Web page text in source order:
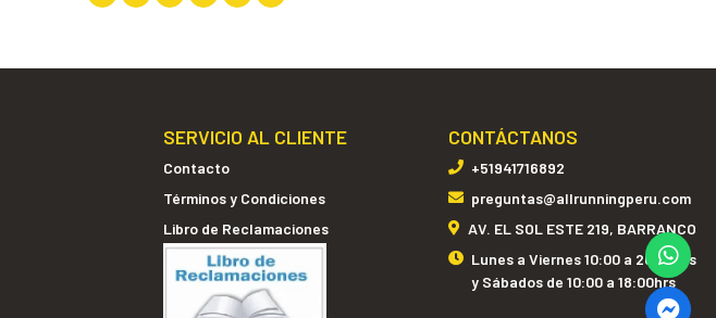
SERVICIO AL CLIENTE
Contacto
Términos y Condiciones
Libro de Reclamaciones
CONTÁCTANOS
+51941716892
preguntas@allrunningperu.com
AV. EL SOL ESTE 219, BARRANCO
Lunes a Viernes 10:00 a 20:00hrs
y Sábados de 10:00 a 18:00hrs